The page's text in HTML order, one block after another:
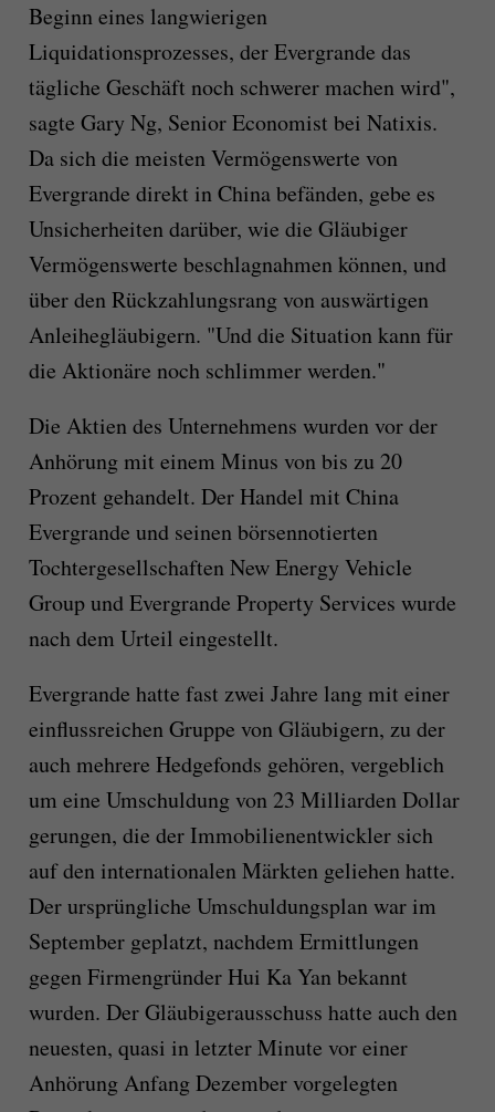
Beginn eines langwierigen
Liquidationsprozesses, der Evergrande das
tägliche Geschäft noch schwerer machen wird",
sagte Gary Ng, Senior Economist bei Natixis.
Da sich die meisten Vermögenswerte von
Evergrande direkt in China befänden, gebe es
Unsicherheiten darüber, wie die Gläubiger
Vermögenswerte beschlagnahmen können, und
über den Rückzahlungsrang von auswärtigen
Anleihegläubigern. "Und die Situation kann für
die Aktionäre noch schlimmer werden."
Die Aktien des Unternehmens wurden vor der
Anhörung mit einem Minus von bis zu 20
Prozent gehandelt. Der Handel mit China
Evergrande und seinen börsennotierten
Tochtergesellschaften New Energy Vehicle
Group und Evergrande Property Services wurde
nach dem Urteil eingestellt.
Evergrande hatte fast zwei Jahre lang mit einer
einflussreichen Gruppe von Gläubigern, zu der
auch mehrere Hedgefonds gehören, vergeblich
um eine Umschuldung von 23 Milliarden Dollar
gerungen, die der Immobilienentwickler sich
auf den internationalen Märkten geliehen hatte.
Der ursprüngliche Umschuldungsplan war im
September geplatzt, nachdem Ermittlungen
gegen Firmengründer Hui Ka Yan bekannt
wurden. Der Gläubigerausschuss hatte auch den
neuesten, quasi in letzter Minute vor einer
Anhörung Anfang Dezember vorgelegten